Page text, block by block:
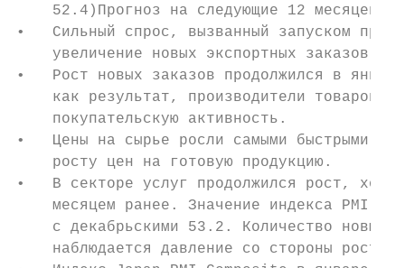
52.4)Прогноз на следующие 12 месяцев
•   Сильный спрос, вызванный запуском
увеличение новых экспортных заказов,
•   Рост новых заказов продолжился в
как результат, производители товаров
    покупательскую активность.
•   Цены на сырье росли самыми быстрыми
    росту цен на готовую продукцию.
•   В секторе услуг продолжился рост, хоть
месяцем ранее. Значение индекса PMI
с декабрьскими 53.2. Количество новых
наблюдается давление со стороны роста